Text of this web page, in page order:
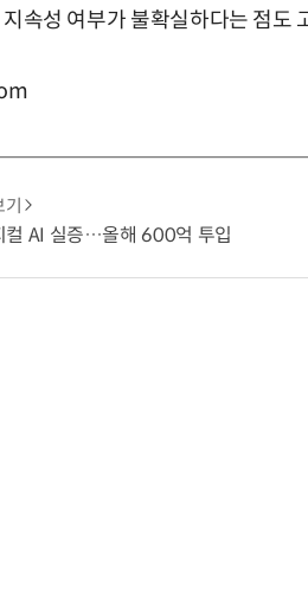
속성 여부가 불확실하다는 점도
컬 AI 실증…올해 600억 투입
“계속 쫓아왔다”…도망치던 우크라 민간인 공격한 러 자폭 드론